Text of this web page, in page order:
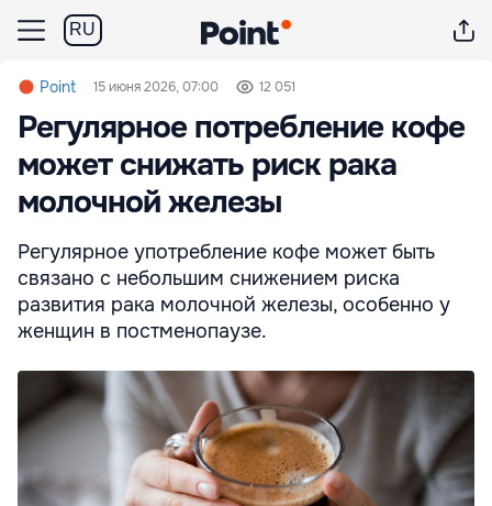
RU
Point 15 июня 2026, 07:00 12 051
Регулярное потребление кофе
может снижать риск рака
молочной железы
Регулярное употребление кофе может быть
связано с небольшим снижением риска
развития рака молочной железы, особенно у
женщин в постменопаузе.